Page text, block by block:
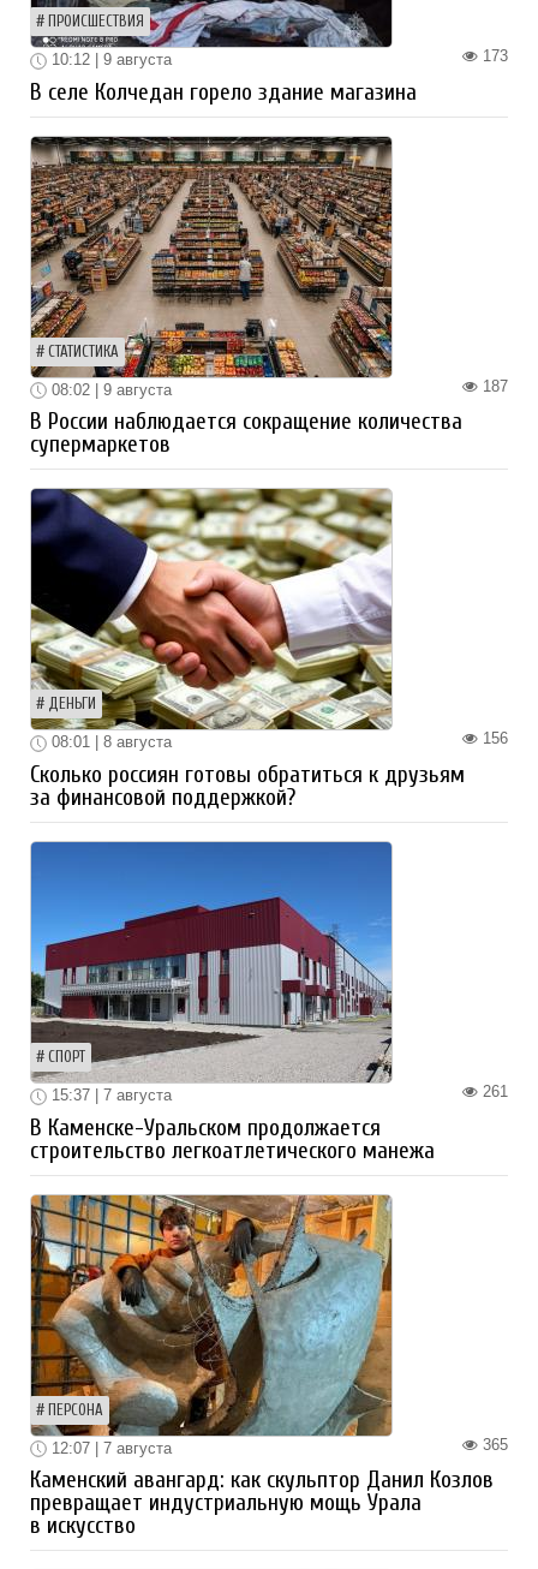
ПРОИСШЕСТВИЯ
173
10:12 | 9 августа
В селе Колчедан горело здание магазина
СТАТИСТИКА
187
08:02 | 9 августа
В России наблюдается сокращение количества
супермаркетов
ДЕНЬГИ
156
08:01 | 8 августа
Сколько россиян готовы обратиться к друзьям
за финансовой поддержкой?
СПОРТ
261
15:37 | 7 августа
В Каменске-Уральском продолжается
строительство легкоатлетического манежа
ПЕРСОНА
365
12:07 | 7 августа
Каменский авангард: как скульптор Данил Козлов
превращает индустриальную мощь Урала
в искусство